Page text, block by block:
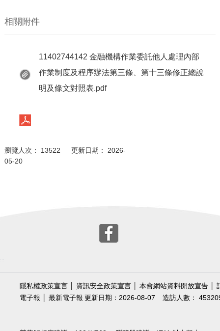
相關附件
11402744142 金融機構作業委託他人處理內部
作業制度及程序辦法第三條、第十三條修正總說
明及條文對照表.pdf
瀏覽人次： 13522 更新日期： 2026-
05-20
:::
隱私權政策宣言 資訊安全政策宣言 本會網站資料開放宣告
電子報
最新電子報 造訪人數：
更新日期：2026-08-07